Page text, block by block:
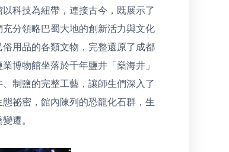
科技為紐帶，連接古今，既展示了
分領略巴蜀大地的創新活力與文化
用品的各類文物，完整還原了成都
博物館坐落於千年鹽井「燊海井」
制鹽的完整工藝，讓師生們深入了
祕密，館內陳列的恐龍化石群，生
遷。